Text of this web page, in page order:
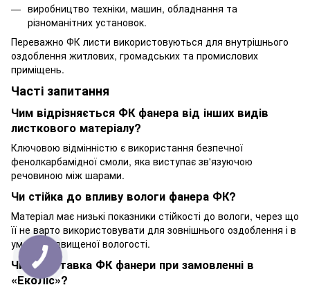
виробництво техніки, машин, обладнання та
різноманітних установок.
Переважно ФК листи використовуються для внутрішнього
оздоблення житлових, громадських та промислових
приміщень.
Часті запитання
Чим відрізняється ФК фанера від інших видів
листкового матеріалу?
Ключовою відмінністю є використання безпечної
фенолкарбамідної смоли, яка виступає зв'язуючою
речовиною між шарами.
Чи стійка до впливу вологи фанера ФК?
Матеріал має низькі показники стійкості до вологи, через що
її не варто використовувати для зовнішнього оздоблення і в
умовах підвищеної вологості.
Чи є доставка ФК фанери при замовленні в
«ЕкоЛіс»?